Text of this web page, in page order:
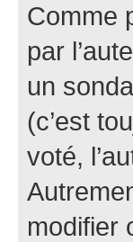
Comme
par
un
(c’est
voté,
modifier